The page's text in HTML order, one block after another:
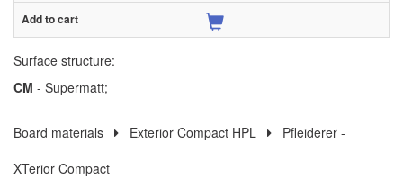
Surface structure:
CM - Supermatt;
Board materials Exterior Compact HPL
Pfleiderer -
XTerior Compact